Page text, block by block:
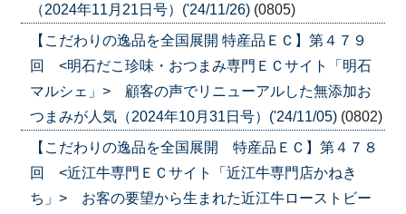
（2024年11月21日号）('24/11/26) (0805)
【こだわりの逸品を全国展開 特産品ＥＣ】第４７９
回 <明石だこ珍味・おつまみ専門ＥＣサイト「明石
マルシェ」> 顧客の声でリニューアルした無添加お
つまみが人気（2024年10月31日号）('24/11/05) (0802)
【こだわりの逸品を全国展開 特産品ＥＣ】第４７８
回 <近江牛専門ＥＣサイト「近江牛専門店かねき
ち」> お客の要望から生まれた近江牛ローストビー